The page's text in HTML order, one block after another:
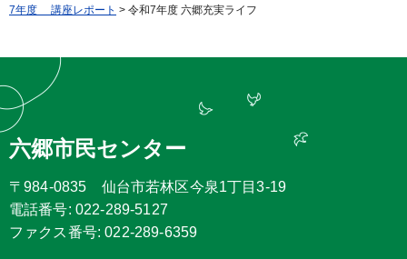
7年度 講座レポート > 令和7年度 六郷充実ライフ
六郷市民センター
〒984-0835 仙台市若林区今泉1丁目3-19
電話番号: 022-289-5127
ファクス番号: 022-289-6359